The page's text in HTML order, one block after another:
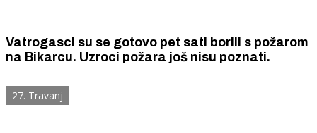
Vatrogasci su se gotovo pet sati borili s požarom
na Bikarcu. Uzroci požara još nisu poznati.
27. Travanj